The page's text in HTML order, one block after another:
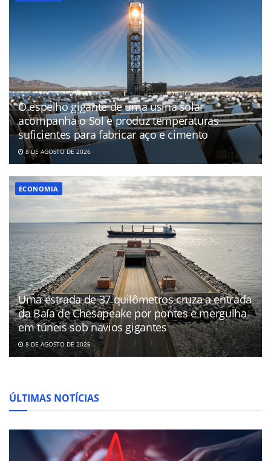
O espelho gigante de uma usina solar
acompanha o Sol e produz temperaturas
suficientes para fabricar aço e cimento
8 DE AGOSTO DE 2026
ECONOMIA
Uma estrada de 37 quilômetros cruza a entrada
da Baía de Chesapeake por pontes e mergulha
em túneis sob navios gigantes
8 DE AGOSTO DE 2026
ÚLTIMAS NOTÍCIAS